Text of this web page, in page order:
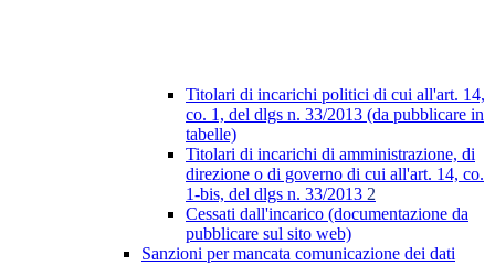
Titolari di incarichi politici di cui all'art. 14,
co. 1, del dlgs n. 33/2013 (da pubblicare in
tabelle)
Titolari di incarichi di amministrazione, di
direzione o di governo di cui all'art. 14, co.
1-bis, del dlgs n. 33/2013 2
Cessati dall'incarico (documentazione da
pubblicare sul sito web)
Sanzioni per mancata comunicazione dei dati